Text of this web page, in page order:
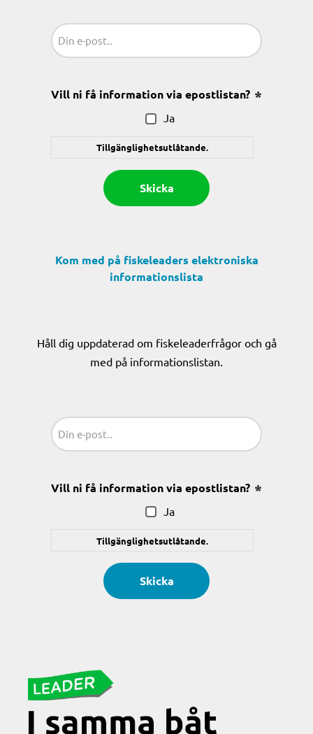
Vill ni få information via epostlistan?
Ja
Tillgänglighetsutlåtande.
Kom med på fiskeleaders elektroniska
informationslista
Håll dig uppdaterad om fiskeleaderfrågor och gå
med på informationslistan.
Sähköposti
Vill ni få information via epostlistan?
Ja
Tillgänglighetsutlåtande.